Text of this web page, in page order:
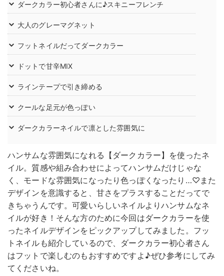
ダークカラー初心者さんに♪スキニーフレンチ
大人のグレーマグネット
フットネイルだってダークカラー
ドットで甘辛MIX
ラインテープで引き締める
クールな足元が色っぽい
ダークカラーネイルで凛とした雰囲気に
ハンサムな雰囲気になれる【ダークカラー】を使ったネ
イル。質感や組み合わせによってハンサムだけじゃな
く、モードな雰囲気になったり色っぽくなったり…♡また
デザインを意識すると、甘さをプラスすることだってで
きちゃうんです。可愛いらしいネイルよりハンサムなネ
イルが好き！そんな方のために今回はダークカラーを使
ったネイルデザインをピックアップしてみました。フッ
トネイルも紹介しているので、ダークカラー初心者さん
はフットで楽しむのもおすすめですよ♪ぜひ参考にしてみ
てくださいね。